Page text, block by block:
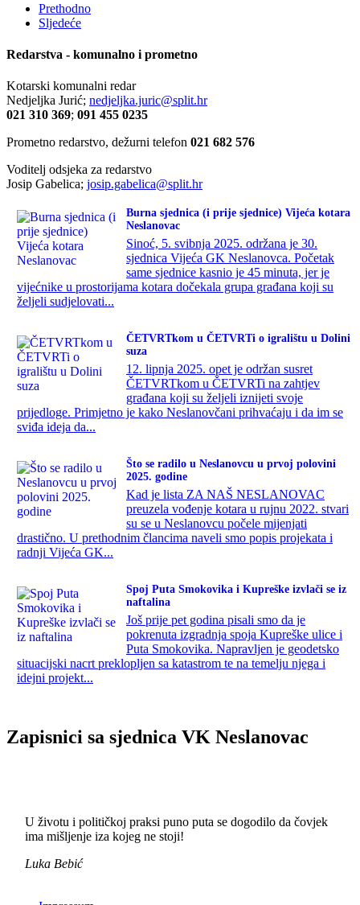
Prethodno
Sljedeće
Redarstva - komunalno i prometno
Kotarski komunalni redar
Nedjeljka Jurić; nedjeljka.juric@split.hr
021 310 369; 091 455 0235
Prometno redarstvo, dežurni telefon 021 682 576
Voditelj odsjeka za redarstvo
Josip Gabelica; josip.gabelica@split.hr
Burna sjednica (i prije sjednice) Vijeća kotara
Neslanovac
Sinoć, 5. svibnja 2025. održana je 30.
sjednica Vijeća GK Neslanovca. Početak
same sjednice kasnio je 45 minuta, jer je
vijećnike u prostorijama kotara dočekala grupa građana koji su
željeli sudjelovati...
ČETVRTkom u ČETVRTi o igralištu u Dolini
suza
12. lipnja 2025. opet je održan susret
ČETVRTkom u ČETVRTi na zahtjev
građana koji su željeli iznijeti svoje
prijedloge. Primjetno je kako Neslanovčani prihvaćaju i da im se
sviđa ideja da...
Što se radilo u Neslanovcu u prvoj polovini
2025. godine
Kad je lista ZA NAŠ NESLANOVAC
preuzela vođenje kotara u rujnu 2022. stvari
su se u Neslanovcu počele mijenjati
drastično. U prethodnim člancima naveli smo popis projekata i
radnji Vijeća GK...
Spoj Puta Smokovika i Kupreške izvlači se iz
naftalina
Još prije pet godina pisali smo da je
pokrenuta izgradnja spoja Kupreške ulice i
Puta Smokovika. Napravljen je geodetsko
situacijski nacrt preklopljen sa katastrom te na temelju njega i
idejni projekt...
Zapisnici sa sjednica VK Neslanovac
U životu i političkoj praksi puno puta se dogodilo da čovjek
ima mišljenje iza kojeg ne stoji!
Luka Bebić